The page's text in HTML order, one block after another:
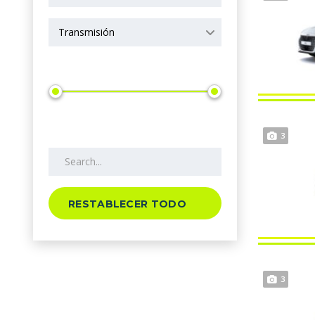
Transmisión
RESTABLECER TODO
3
3